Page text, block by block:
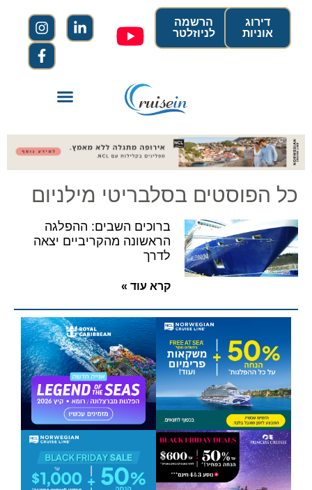
הרשמה
לניוזלטר
דירוג
אוניות
כל הפוסטים בסלבריטי מילניום
ברוכים השבים: ההפלגה
הראשונה מהקריביים יצאה
לדרך
קרא עוד »